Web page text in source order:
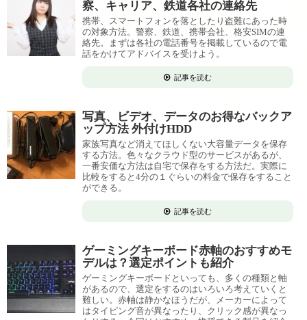
察、キャリア、鉄道各社の連絡先
携帯、スマートフォンを落としたり盗難にあった時
の対象方法。警察、鉄道、携帯会社、格安SIMの連
絡先。まずは各社の電話番号を掲載しているので電
話をかけてアドバイスを受けよう。
記事を読む
写真、ビデオ、データのお得なバックア
ップ方法 外付けHDD
家族写真など消えてほしくない大容量データを保存
する方法。色々なクラウド型のサービスがあるが、
一番安価な方法は自宅で保存をする方法だ。実際に
比較をすると4分の１ぐらいの料金で保存をすること
ができる。
記事を読む
ゲーミングキーボード赤軸のおすすめモ
デルは？選定ポイントも紹介
ゲーミングキーボードといっても、多くの種類と軸
があるので、選定をするのはいろいろ考えていくと
難しい。赤軸は静かなほうだが、メーカーによって
はタイピング音が異なったり、クリック感が異なっ